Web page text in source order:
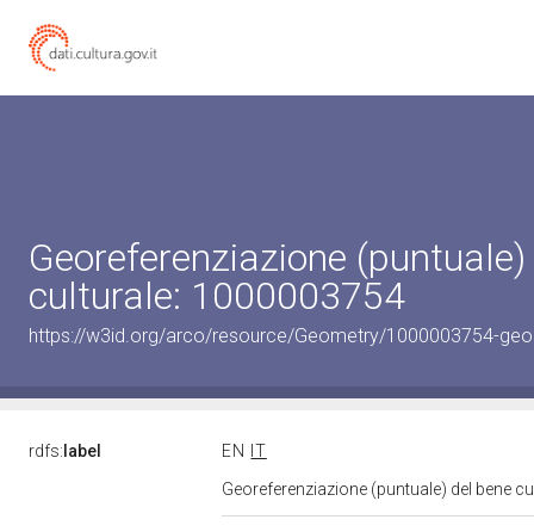
Georeferenziazione
culturale: 1000003754
https://w3id.org/arco/resource/Geometry/1000003754-
rdfs: label EN
IT
Georeferenziazione (puntuale) del bene